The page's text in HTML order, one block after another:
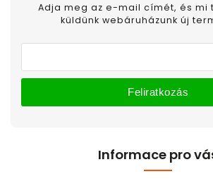
Informace pro
Adja meg az e-mail címét, és mi
küldünk webáruházunk új
Feliratkozás